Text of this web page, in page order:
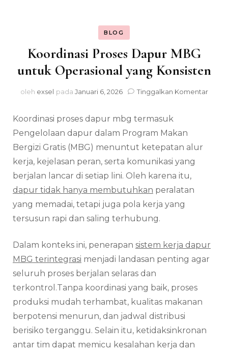
BLOG
Koordinasi Proses Dapur MBG
untuk Operasional yang Konsisten
oleh exsel pada Januari 6, 2026 Tinggalkan Komentarpada
Koordinasi proses dapur mbg termasuk
Pengelolaan dapur dalam Program Makan
Bergizi Gratis (MBG) menuntut ketepatan alur
kerja, kejelasan peran, serta komunikasi yang
berjalan lancar di setiap lini. Oleh karena itu,
dapur tidak hanya membutuhkan peralatan
yang memadai, tetapi juga pola kerja yang
tersusun rapi dan saling terhubung.
Dalam konteks ini, penerapan sistem kerja dapur
MBG terintegrasi menjadi landasan penting agar
seluruh proses berjalan selaras dan
terkontrol.Tanpa koordinasi yang baik, proses
produksi mudah terhambat, kualitas makanan
berpotensi menurun, dan jadwal distribusi
berisiko terganggu. Selain itu, ketidaksinkronan
antar tim dapat memicu kesalahan kerja dan